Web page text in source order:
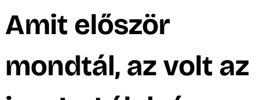
Amit először
mondtál, az volt az